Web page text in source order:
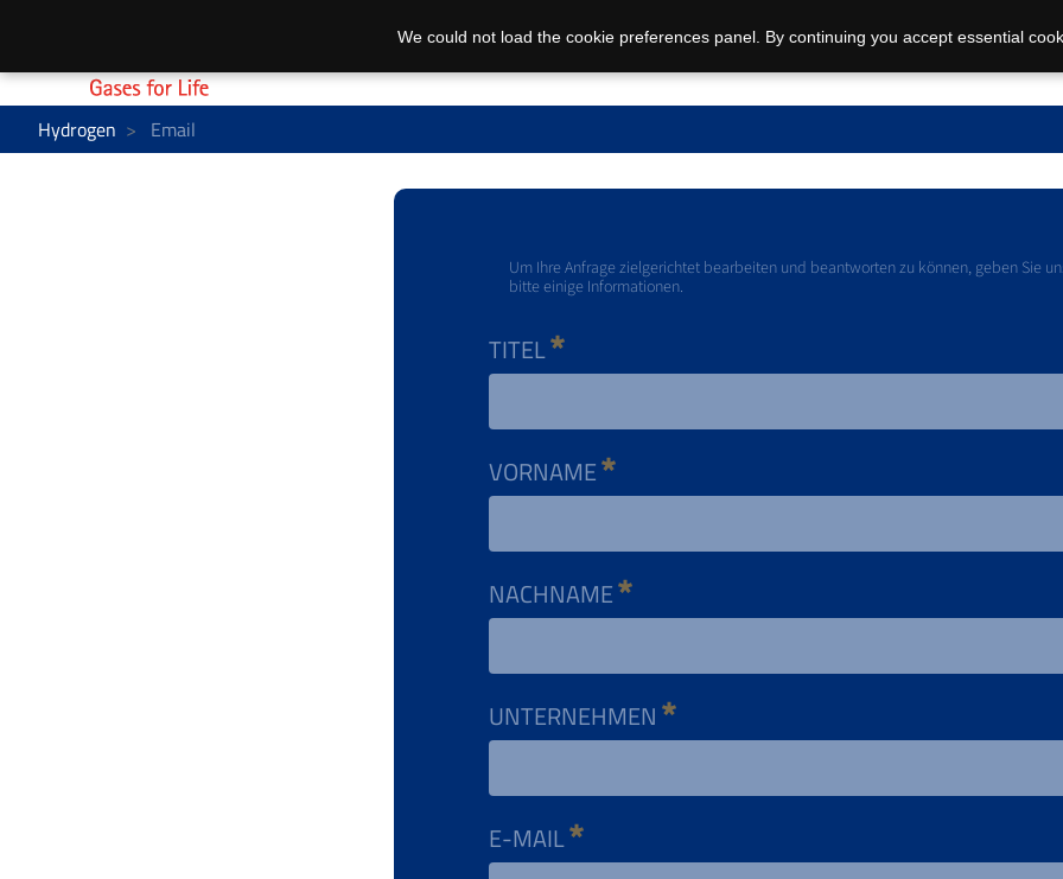
Hydrogen Email
Um Ihre Anfrage zielgerichtet bearbeiten und beantworten zu können, geben Sie
bitte einige Informationen.
TITEL
VORNAME
NACHNAME
UNTERNEHMEN
E-MAIL
We could not load the cookie preferences panel. By continuing you accept essential